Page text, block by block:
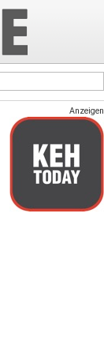
Anzeigen